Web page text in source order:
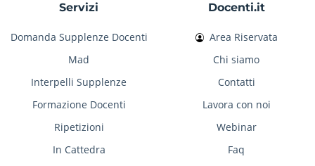
Servizi
Domanda Supplenze Docenti
Mad
Interpelli Supplenze
Formazione Docenti
Ripetizioni
In Cattedra
Docenti.it
Area Riservata
Chi siamo
Contatti
Lavora con noi
Webinar
Faq